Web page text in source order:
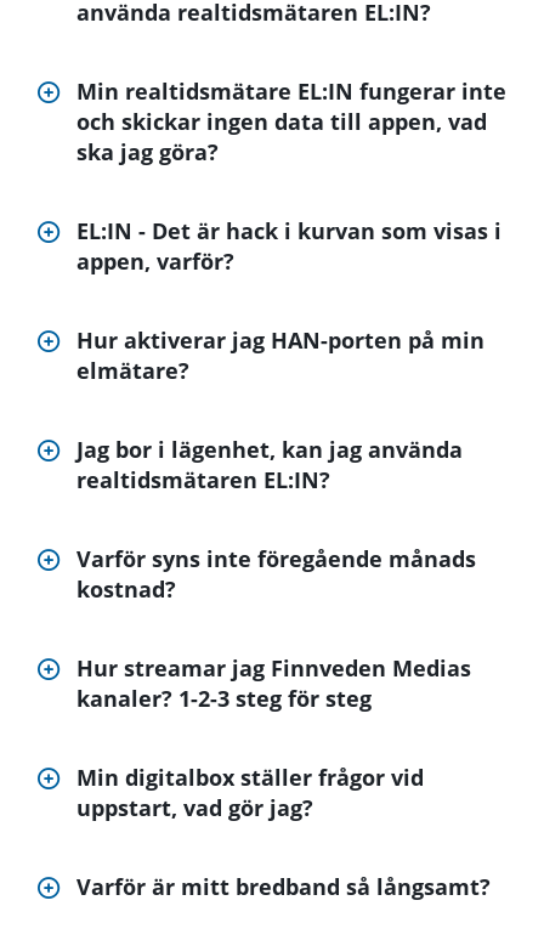
använda realtidsmätaren EL:IN?
Min realtidsmätare EL:IN fungerar inte
och skickar ingen data till appen, vad
ska jag göra?
EL:IN - Det är hack i kurvan som visas i
appen, varför?
Hur aktiverar jag HAN-porten på min
elmätare?
Jag bor i lägenhet, kan jag använda
realtidsmätaren EL:IN?
Varför syns inte föregående månads
kostnad?
Hur streamar jag Finnveden Medias
kanaler? 1-2-3 steg för steg
Min digitalbox ställer frågor vid
uppstart, vad gör jag?
Varför är mitt bredband så långsamt?